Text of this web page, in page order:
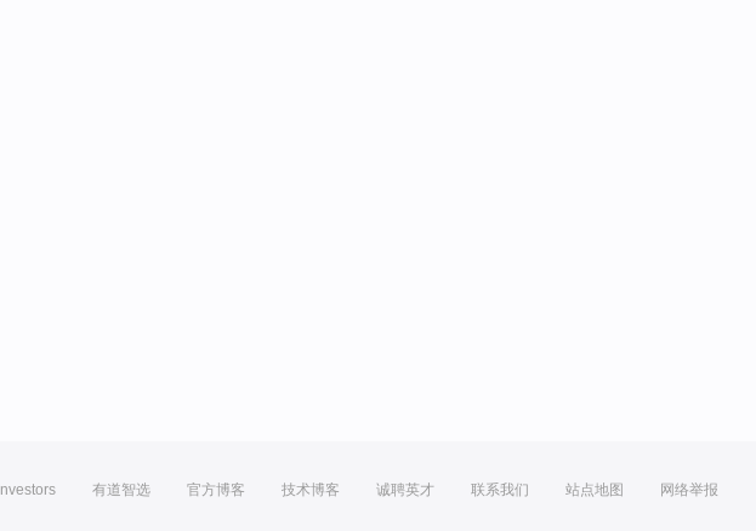
Investors 有道智选 官方博客 技术博客 诚聘英才 联系我们 站点地图 网络举报